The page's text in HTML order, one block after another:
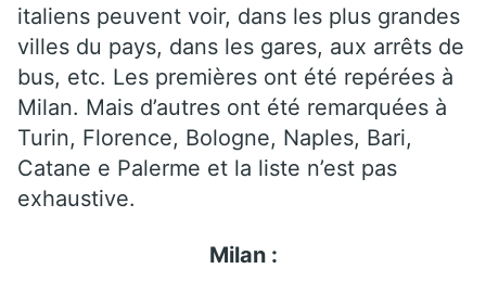
italiens peuvent voir, dans les plus grandes
villes du pays, dans les gares, aux arrêts de
bus, etc. Les premières ont été repérées à
Milan. Mais d’autres ont été remarquées à
Turin, Florence, Bologne, Naples, Bari,
Catane e Palerme et la liste n’est pas
exhaustive.
Milan :